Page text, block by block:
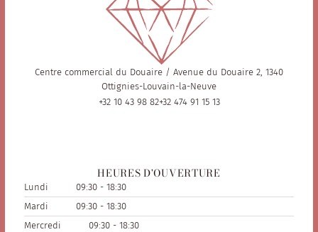
Centre commercial du Douaire / Avenue du Douaire 2, 1340
Ottignies-Louvain-la-Neuve
+32 10 43 98 82+32 474 91 15 13
HEURES D'OUVERTURE
Lundi
09:30 - 18:30
Mardi
09:30 - 18:30
Mercredi
09:30 - 18:30